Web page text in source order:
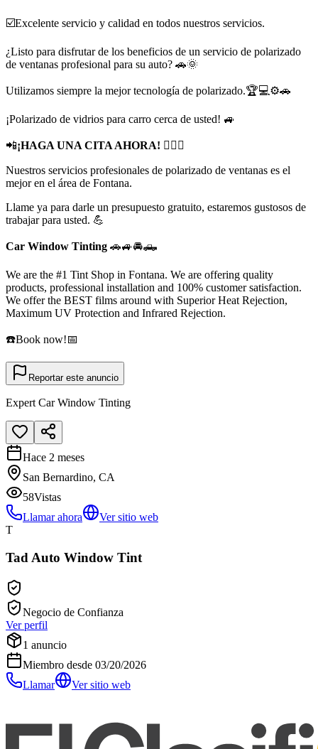
☑️Excelente servicio y calidad en todos nuestros servicios.
¿Listo para disfrutar de los beneficios de un servicio de polarizado
de ventanas profesional para su auto? 🚗🌞
Utilizamos siempre la mejor tecnología de polarizado.🏆💻⚙️🚗
¡Polarizado de vidrios para carro cerca de usted! 🚙
📲¡HAGA UNA CITA AHORA! 🙋🏻‍♂️
Nuestros servicios profesionales de polarizado de ventanas es el
mejor en el área de Fontana.
Llame ya para darle un presupuesto gratuito, estaremos gustosos de
trabajar para usted. 💪
Car Window Tinting 🚗🚙🚘🛻
We are the #1 Tint Shop in Fontana. We are offering quality
products, professional installation and 100% customer satisfaction.
We offer the BEST films around with Superior Heat Rejection,
Maximum UV Protection and Infrared Rejection.
☎️Book now!📅
Reportar este anuncio
Expert Car Window Tinting
Hace 2 meses
San Bernardino, CA
58Vistas
Llamar ahora
Ver sitio web
T
Tad Auto Window Tint
Negocio de Confianza
Ver perfil
1 anuncio
Miembro desde 03/20/2026
Llamar
Ver sitio web